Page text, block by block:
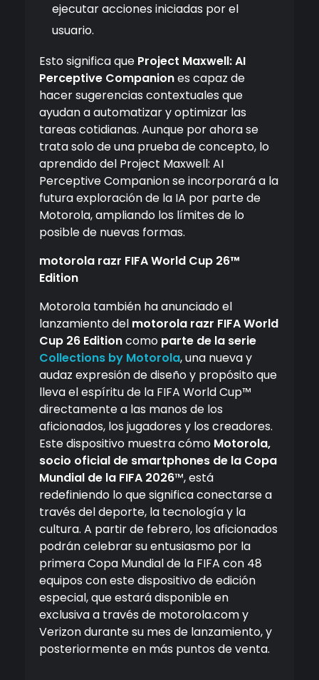
ejecutar acciones iniciadas por el
usuario.
Esto significa que Project Maxwell: AI
Perceptive Companiones capaz de
hacer sugerencias contextuales que
ayudan a automatizar y optimizar las
tareas cotidianas. Aunque por ahora se
trata solo de una prueba de concepto, lo
aprendido del Project Maxwell: AI
Perceptive Companion se incorporará a la
futura exploración de la IA por parte de
Motorola, ampliando los límites de lo
posible de nuevas formas.
motorola razr FIFA World Cup 26™
Edition
Motorola también ha anunciado el
lanzamiento del motorola razr FIFA World
Cup 26 Editioncomo parte de la serie
Collections by Motorola, una nueva y
audaz expresión de diseño y propósito que
lleva el espíritu de la FIFA World Cup™
directamente a las manos de los
aficionados, los jugadores y los creadores.
Este dispositivo muestra cómo Motorola,
socio oficial de smartphones de la Copa
Mundial de la FIFA 2026™, está
redefiniendo lo que significa conectarse a
través del deporte, la tecnología y la
cultura. A partir de febrero, los aficionados
podrán celebrar su entusiasmo por la
primera Copa Mundial de la FIFA con 48
equipos con este dispositivo de edición
especial, que estará disponible en
exclusiva a través de motorola.com y
Verizon durante su mes de lanzamiento, y
posteriormente en más puntos de venta.